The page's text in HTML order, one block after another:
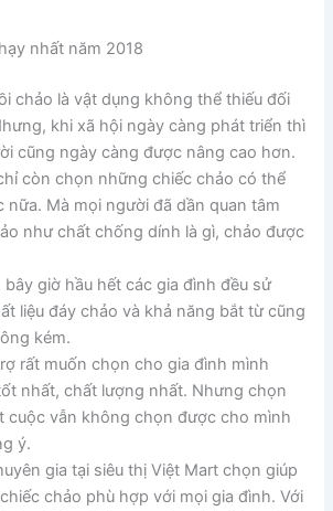
nhất năm 2018
chảo là vật dụng không thể thiếu đối
khi xã hội ngày càng phát triển thì
cũng ngày càng được nâng cao hơn.
còn chọn những chiếc chảo có thể
nữa. Mà mọi người đã dần quan tâm
như chất chống dính là gì, chảo được
giờ hầu hết các gia đình đều sử
liệu đáy chảo và khả năng bắt từ cũng
kém.
rất muốn chọn cho gia đình mình
nhất, chất lượng nhất. Nhưng chọn
cuộc vẫn không chọn được cho mình
ý.
gia tại siêu thị Việt Mart chọn giúp
chảo phù hợp với mọi gia đình. Với